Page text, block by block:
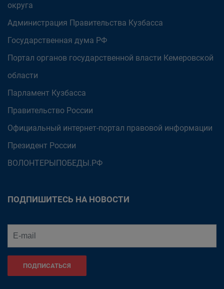
округа
Администрация Правительства Кузбасса
Государственная дума РФ
Портал органов государственной власти Кемеровской
области
Парламент Кузбасса
Правительство России
Официальный интернет-портал правовой информации
Президент России
ВОЛОНТЕРЫПОБЕДЫ.РФ
ПОДПИШИТЕСЬ НА НОВОСТИ
ПОДПИСАТЬСЯ